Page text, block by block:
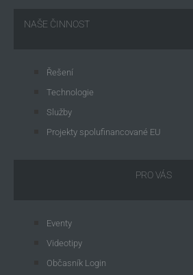
NAŠE ČINNOST
Řešení
Technologie
Služby
Projekty spolufinancované EU
PRO VÁS
Eventy
Videotipy
Občasník Login